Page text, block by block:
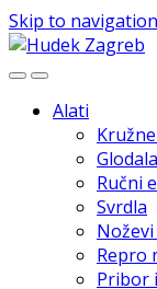
Skip to navigation
Alati
Ručni
Svrdla
Repro
Pribor